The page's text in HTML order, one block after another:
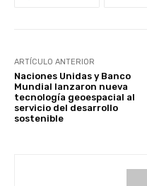
ARTÍCULO ANTERIOR
Naciones Unidas y Banco
Mundial lanzaron nueva
tecnología geoespacial al
servicio del desarrollo
sostenible